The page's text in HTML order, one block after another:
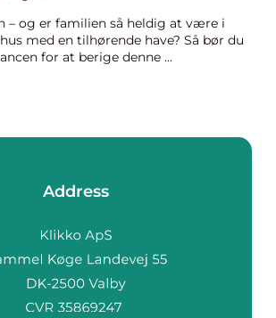
– og er familien så heldig at være i
med en tilhørende have? Så bør du
for at berige denne ...
Address